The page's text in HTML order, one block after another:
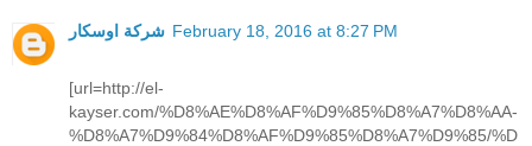
شركة اوسكار February 18, 2016 at 8:27 PM
[url=http://el-
kayser.com/%D8%AE%D8%AF%D9%85%D8%A7%D8%AA-
%D8%A7%D9%84%D8%AF%D9%85%D8%A7%D9%85/%D